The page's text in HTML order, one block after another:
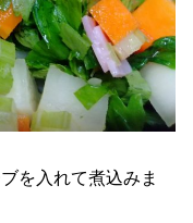
を入れて煮込みま